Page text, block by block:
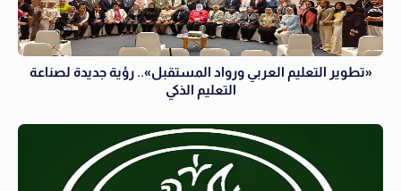
«تطوير التعليم العربي ورواد المستقبل».. رؤية جديدة لصناعة
التعليم الذكي